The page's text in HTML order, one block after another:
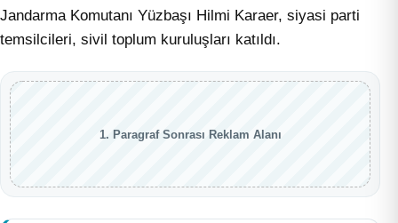
Jandarma Komutanı Yüzbaşı Hilmi Karaer, siyasi parti
temsilcileri, sivil toplum kuruluşları katıldı.
1. Paragraf Sonrası Reklam Alanı